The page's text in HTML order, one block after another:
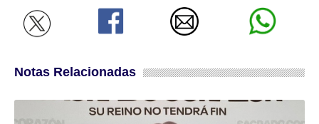
Notas Relacionadas